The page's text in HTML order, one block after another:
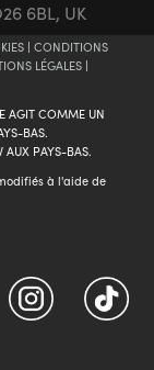
6BL, UK
| CONDITIONS
LÉGALES|
AGIT COMME UN
BAS.
AUX PAYS-BAS.
à l'aide de